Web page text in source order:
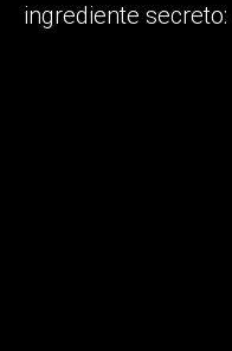
ingrediente secreto: